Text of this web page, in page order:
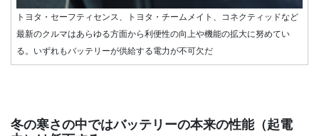
トヨタ・セーフティセンス、トヨタ・チームメイト、コネクティッドなど
最新のクルマはあらゆる方面から利便性の向上や機能の拡大に努めてい
る。いずれもバッテリーが供給する電力が不可欠だ
冬の寒さの中ではバッテリーの本来の性能（起電